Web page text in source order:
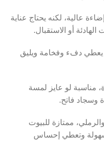
عالية، لكنه يحتاج عناية
أو الاستقبال.
يعطي دفء وفخامة ويليق
مناسبة لو عايز لمسة
وسجاد فاتح.
ممتازة للبيوت
بسهولة وتعطي إحساس